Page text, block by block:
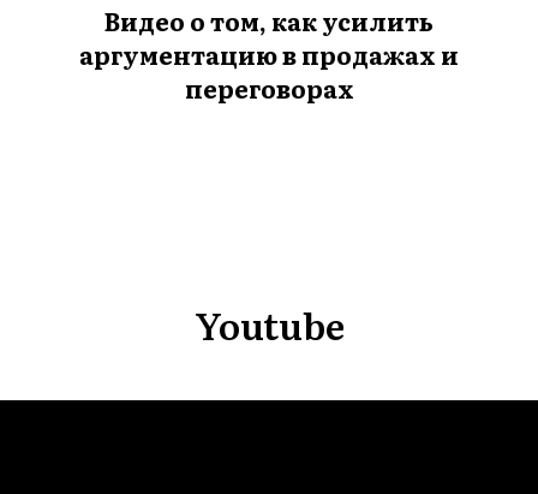
Видео о том, как усилить
аргументацию в продажах и
переговорах
Youtube